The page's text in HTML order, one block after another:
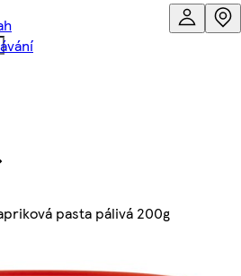
pasta pálivá 200g